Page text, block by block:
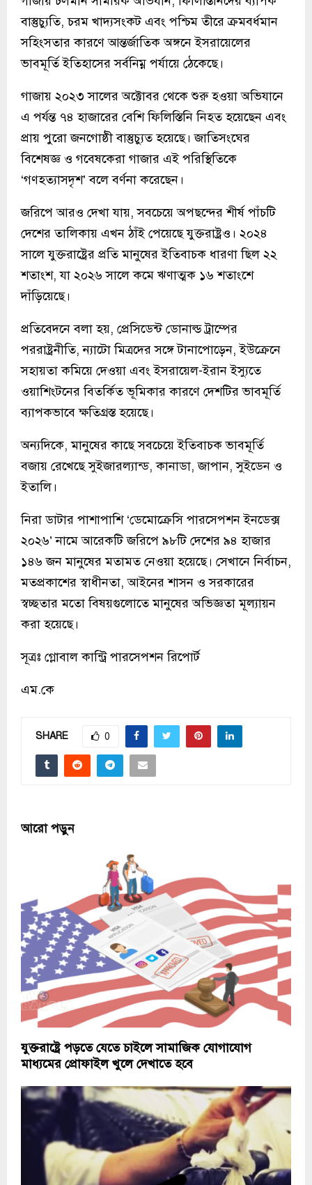
বাস্তুচ্যুতি, চরম খাদ্যসংকট এবং পশ্চিম তীরে ক্রমবর্ধমান
সহিংসতার কারণে আন্তর্জাতিক অঙ্গনে ইসরায়েলের
ভাবমূর্তি ইতিহাসের সর্বনিম্ন পর্যায়ে ঠেকেছে।
গাজায় ২০২৩ সালের অক্টোবর থেকে শুরু হওয়া অভিযানে
এ পর্যন্ত ৭৪ হাজারের বেশি ফিলিস্তিনি নিহত হয়েছেন এবং
প্রায় পুরো জনগোষ্ঠী বাস্তুচ্যুত হয়েছে। জাতিসংঘের
বিশেষজ্ঞ ও গবেষকেরা গাজার এই পরিস্থিতিকে
‘গণহত্যাসদৃশ’ বলে বর্ণনা করেছেন।
জরিপে আরও দেখা যায়, সবচেয়ে অপছন্দের শীর্ষ পাঁচটি
দেশের তালিকায় এখন ঠাঁই পেয়েছে যুক্তরাষ্ট্রও। ২০২৪
সালে যুক্তরাষ্ট্রের প্রতি মানুষের ইতিবাচক ধারণা ছিল ২২
শতাংশ, যা ২০২৬ সালে কমে ঋণাত্মক ১৬ শতাংশে
দাঁড়িয়েছে।
প্রতিবেদনে বলা হয়, প্রেসিডেন্ট ডোনাল্ড ট্রাম্পের
পররাষ্ট্রনীতি, ন্যাটো মিত্রদের সঙ্গে টানাপোড়েন, ইউক্রেনে
সহায়তা কমিয়ে দেওয়া এবং ইসরায়েল-ইরান ইস্যুতে
ওয়াশিংটনের বিতর্কিত ভূমিকার কারণে দেশটির ভাবমূর্তি
ব্যাপকভাবে ক্ষতিগ্রস্ত হয়েছে।
অন্যদিকে, মানুষের কাছে সবচেয়ে ইতিবাচক ভাবমূর্তি
বজায় রেখেছে সুইজারল্যান্ড, কানাডা, জাপান, সুইডেন ও
ইতালি।
নিরা ডাটার পাশাপাশি ‘ডেমোক্রেসি পারসেপশন ইনডেক্স
২০২৬’ নামে আরেকটি জরিপে ৯৮টি দেশের ৯৪ হাজার
১৪৬ জন মানুষের মতামত নেওয়া হয়েছে। সেখানে নির্বাচন,
মতপ্রকাশের স্বাধীনতা, আইনের শাসন ও সরকারের
স্বচ্ছতার মতো বিষয়গুলোতে মানুষের অভিজ্ঞতা মূল্যায়ন
করা হয়েছে।
সূত্রঃ গ্লোবাল কান্ট্রি পারসেপশন রিপোর্ট
এম.কে
SHARE 0
আরো পড়ুন
যুক্তরাষ্ট্রে পড়তে যেতে চাইলে সামাজিক যোগাযোগ
মাধ্যমের প্রোফাইল খুলে দেখাতে হবে